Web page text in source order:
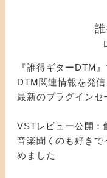
『誰得ギターDTM
DTM関連情報を発信
最新のプラグインセ
VSTレビュー公開：
音楽聞くのも好きで
めました